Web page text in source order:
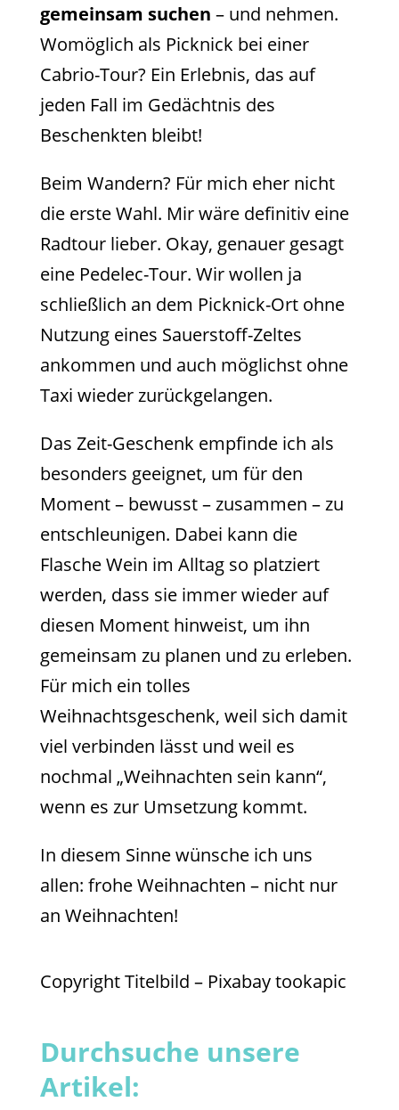
gemeinsam suchen – und nehmen.
Womöglich als Picknick bei einer
Cabrio-Tour? Ein Erlebnis, das auf
jeden Fall im Gedächtnis des
Beschenkten bleibt!
Beim Wandern? Für mich eher nicht
die erste Wahl. Mir wäre definitiv eine
Radtour lieber. Okay, genauer gesagt
eine Pedelec-Tour. Wir wollen ja
schließlich an dem Picknick-Ort ohne
Nutzung eines Sauerstoff-Zeltes
ankommen und auch möglichst ohne
Taxi wieder zurückgelangen.
Das Zeit-Geschenk empfinde ich als
besonders geeignet, um für den
Moment – bewusst – zusammen – zu
entschleunigen. Dabei kann die
Flasche Wein im Alltag so platziert
werden, dass sie immer wieder auf
diesen Moment hinweist, um ihn
gemeinsam zu planen und zu erleben.
Für mich ein tolles
Weihnachtsgeschenk, weil sich damit
viel verbinden lässt und weil es
nochmal „Weihnachten sein kann“,
wenn es zur Umsetzung kommt.
In diesem Sinne wünsche ich uns
allen: frohe Weihnachten – nicht nur
an Weihnachten!
Copyright Titelbild – Pixabay tookapic
Durchsuche unsere
Artikel: